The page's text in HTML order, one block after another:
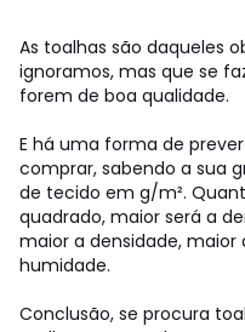
As toalhas são daqueles
ignoramos, mas que se
forem de boa qualidade.
E há uma forma de
comprar, sabendo a sua
de tecido em g/m².
quadrado, maior será a
maior a densidade,
humidade.
Conclusão, se procura